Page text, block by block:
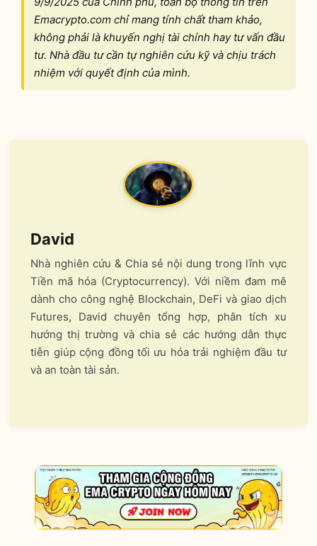
Emacrypto.com chỉ mang tính chất tham khảo,
không phải là khuyến nghị tài chính hay tư vấn đầu
tư. Nhà đầu tư cần tự nghiên cứu kỹ và chịu trách
nhiệm với quyết định của mình.
David
Nhà nghiên cứu & Chia sẻ nội dung trong lĩnh vực
Tiền mã hóa (Cryptocurrency). Với niềm đam mê
dành cho công nghệ Blockchain, DeFi và giao dịch
Futures, David chuyên tổng hợp, phân tích xu
hướng thị trường và chia sẻ các hướng dẫn thực
tiễn giúp cộng đồng tối ưu hóa trải nghiệm đầu tư
và an toàn tài sản.